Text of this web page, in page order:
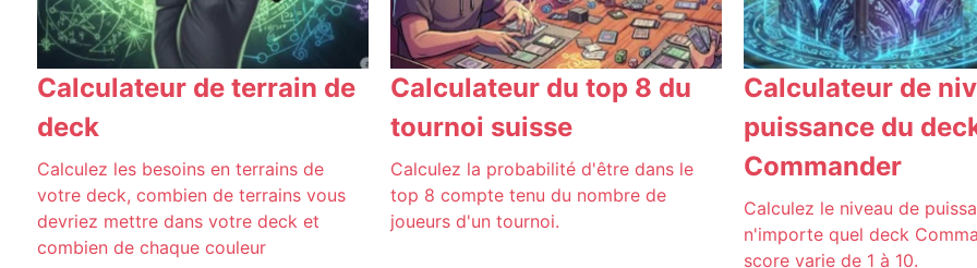
Calculateur de terrain de
deck
Calculez les besoins en terrains de
votre deck, combien de terrains vous
devriez mettre dans votre deck et
combien de chaque couleur
Calculateur du top 8 du
tournoi suisse
Calculez la probabilité d'être dans le
top 8 compte tenu du nombre de
joueurs d'un tournoi.
Calculateur de
puissance du
Commander
Calculez le niveau de
n'importe quel deck
score varie de 1 à 10.